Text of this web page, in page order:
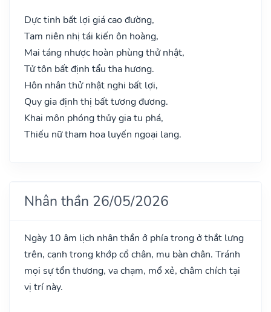
Dực tinh bất lợi giá cao đường,
Tam niên nhị tái kiến ôn hoàng,
Mai táng nhược hoàn phùng thử nhật,
Tử tôn bất định tẩu tha hương.
Hôn nhân thử nhật nghi bất lợi,
Quy gia định thị bất tương đương.
Khai môn phóng thủy gia tu phá,
Thiếu nữ tham hoa luyến ngoại lang.
Nhân thần 26/05/2026
Ngày 10 âm lịch nhân thần ở phía trong ở thắt lưng
trên, cạnh trong khớp cổ chân, mu bàn chân. Tránh
mọi sự tổn thương, va chạm, mổ xẻ, châm chích tại
vị trí này.